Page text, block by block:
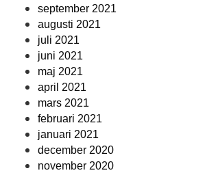
september 2021
augusti 2021
juli 2021
juni 2021
maj 2021
april 2021
mars 2021
februari 2021
januari 2021
december 2020
november 2020